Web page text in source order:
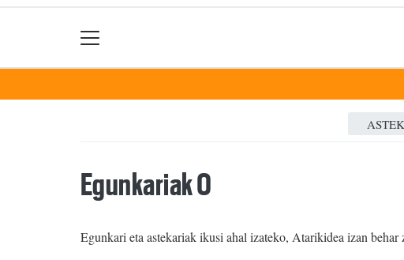
Egunkariak 0
Egunkari eta astekariak ikusi ahal izateko, Atarikidea izan behar